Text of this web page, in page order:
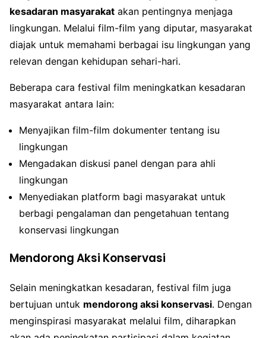
kesadaran masyarakat akan pentingnya menjaga
lingkungan. Melalui film-film yang diputar, masyarakat
diajak untuk memahami berbagai isu lingkungan yang
relevan dengan kehidupan sehari-hari.
Beberapa cara festival film meningkatkan kesadaran
masyarakat antara lain:
Menyajikan film-film dokumenter tentang isu
lingkungan
Mengadakan diskusi panel dengan para ahli
lingkungan
Menyediakan platform bagi masyarakat untuk
berbagi pengalaman dan pengetahuan tentang
konservasi lingkungan
Mendorong Aksi Konservasi
Selain meningkatkan kesadaran, festival film juga
bertujuan untuk mendorong aksi konservasi. Dengan
menginspirasi masyarakat melalui film, diharapkan